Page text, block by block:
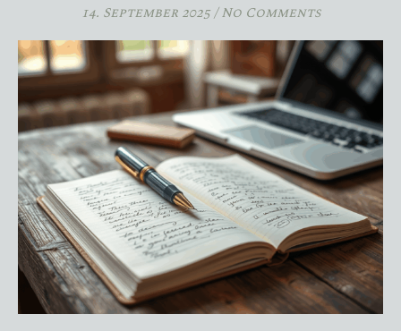
14. September 2025/ No Comments